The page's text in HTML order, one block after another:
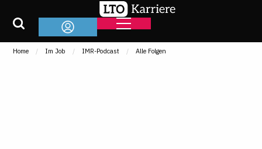
Home Im Job IMR-Podcast Alle Folgen